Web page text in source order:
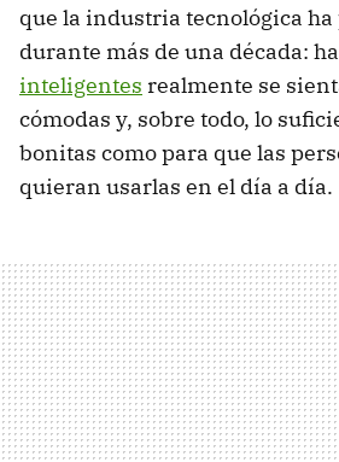
que la industria tecnológica
durante más de una década:
inteligentes realmente se
cómodas y, sobre todo, lo
bonitas como para que las
quieran usarlas en el día a día.